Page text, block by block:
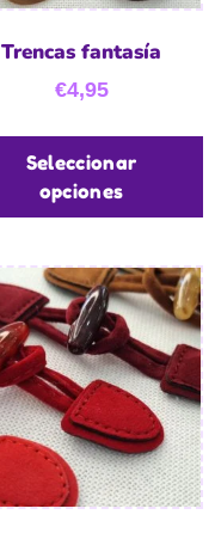
Trencas fantasía
€4,95
Seleccionar
opciones